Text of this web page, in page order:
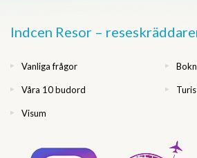
Indcen Resor –
Vanliga frågor
Våra 10 budord
Visum